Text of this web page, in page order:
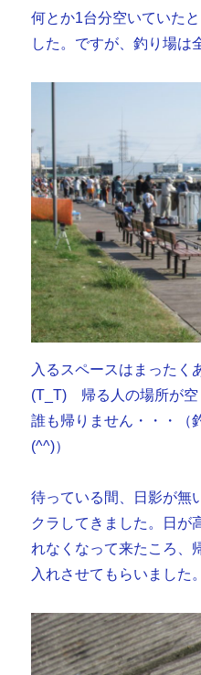
何とか1台分空いていた
した。ですが、釣り場は
入るスペースはまったく
(T_T) 帰る人の場所が空
誰も帰りません・・・（
(^^)）
待っている間、日影が無
クラしてきました。日が
れなくなって来たころ、
入れさせてもらいました。